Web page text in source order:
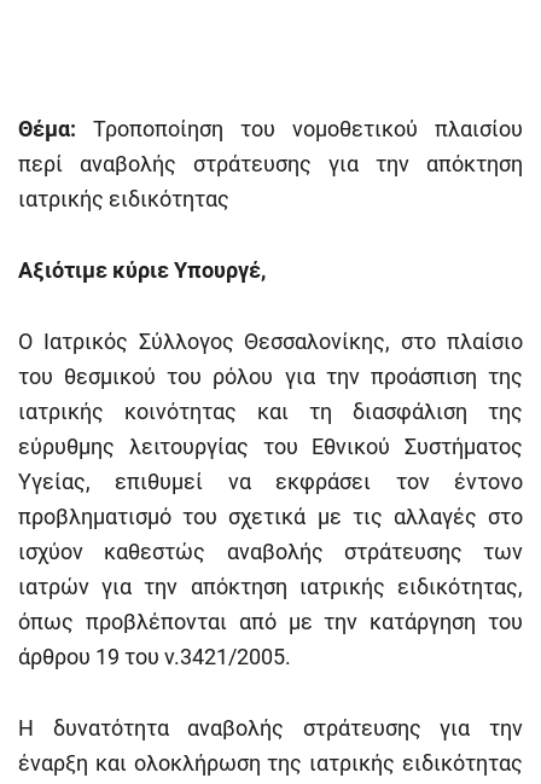
Θέμα: Τροποποίηση του νομοθετικού πλαισίου
περί αναβολής στράτευσης για την απόκτηση
ιατρικής ειδικότητας
Αξιότιμε κύριε Υπουργέ,
Ο Ιατρικός Σύλλογος Θεσσαλονίκης, στο πλαίσιο
του θεσμικού του ρόλου για την προάσπιση της
ιατρικής κοινότητας και τη διασφάλιση της
εύρυθμης λειτουργίας του Εθνικού Συστήματος
Υγείας, επιθυμεί να εκφράσει τον έντονο
προβληματισμό του σχετικά με τις αλλαγές στο
ισχύον καθεστώς αναβολής στράτευσης των
ιατρών για την απόκτηση ιατρικής ειδικότητας,
όπως προβλέπονται από με την κατάργηση του
άρθρου 19 του ν.3421/2005.
Η δυνατότητα αναβολής στράτευσης για την
έναρξη και ολοκλήρωση της ιατρικής ειδικότητας